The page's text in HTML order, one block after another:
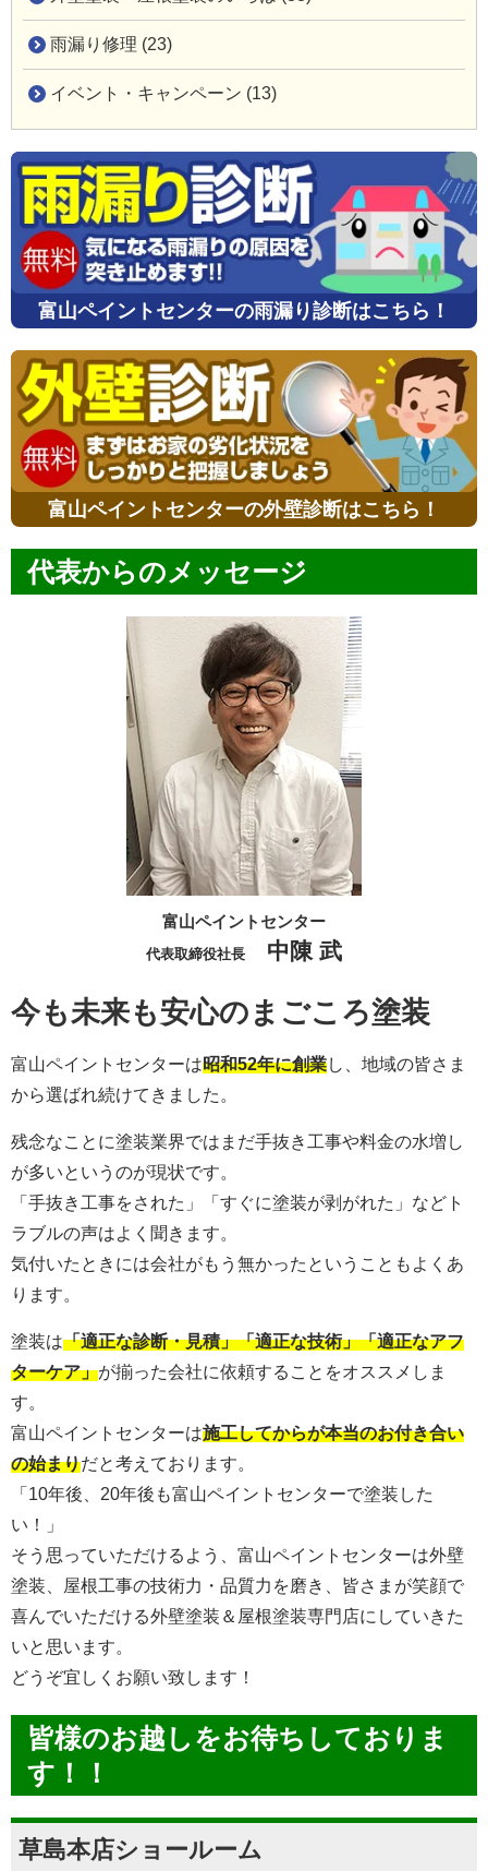
雨漏り修理 (23)
イベント・キャンペーン (13)
富山ペイントセンターの雨漏り診断はこちら！
富山ペイントセンターの外壁診断はこちら！
代表からのメッセージ
富山ペイントセンター
代表取締役社長 中陳 武
今も未来も安心のまごころ塗装
富山ペイントセンターは昭和52年に創業し、地域の皆さま
から選ばれ続けてきました。
残念なことに塗装業界ではまだ手抜き工事や料金の水増し
が多いというのが現状です。
「手抜き工事をされた」「すぐに塗装が剥がれた」などト
ラブルの声はよく聞きます。
気付いたときには会社がもう無かったということもよくあ
ります。
塗装は「適正な診断・見積」「適正な技術」「適正なアフ
ターケア」が揃った会社に依頼することをオススメしま
す。
富山ペイントセンターは施工してからが本当のお付き合い
の始まりだと考えております。
「10年後、20年後も富山ペイントセンターで塗装した
い！」
そう思っていただけるよう、富山ペイントセンターは外壁
塗装、屋根工事の技術力・品質力を磨き、皆さまが笑顔で
喜んでいただける外壁塗装＆屋根塗装専門店にしていきた
いと思います。
どうぞ宜しくお願い致します！
皆様のお越しをお待ちしておりま
す！！
草島本店ショールーム